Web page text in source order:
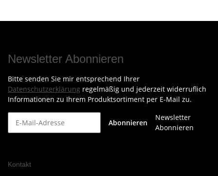
Newsletter Abonnieren
Bitte senden Sie mir entsprechend Ihrer
Datenschutzerklärung regelmäßig und jederzeit widerruflich
Informationen zu Ihrem Produktsortiment per E-Mail zu.
Abonnieren
Newsletter
Abonnieren
Kontakt